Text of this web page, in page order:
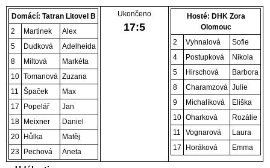
Domácí: Tatran Litovel B
2
Martinek
Alex
5
Dudková
Adelheida
8
Miltová
Markéta
10 Tomanová Zuzana
11
Špaček
Max
17
Popelář
Jan
18
Meixner
Daniel
20
Hůlka
Matěj
23
Pechová Aneta
Ukončeno
17:5
Hosté: DHK Zora
Olomouc
2
Vyhnalová
Sofie
4
Postupková
Nikola
5
Hirschová
Barbora
8
Charamzová Julie
9
Michalíková
Eliška
10 Oharková
Rozálie
11
Vognarová
Laura
17
Horáková Emma